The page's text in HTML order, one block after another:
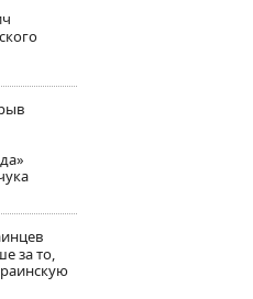
за то,